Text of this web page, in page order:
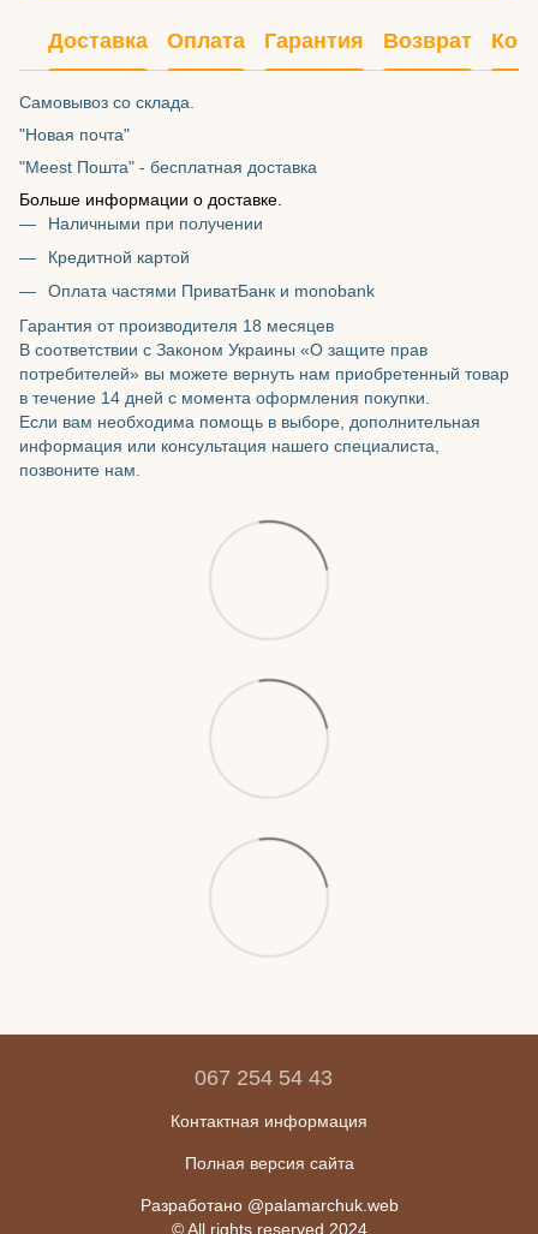
Доставка Оплата Гарантия Возврат
Самовывоз со склада.
"Новая почта"
"Meest Пошта" - бесплатная доставка
Больше информации о доставке.
Наличными при получении
Кредитной картой
Оплата частями ПриватБанк и monobank
Гарантия от производителя 18 месяцев
В соответствии с Законом Украины «О защите прав
потребителей» вы можете вернуть нам приобретенный товар
в течение 14 дней с момента оформления покупки.
Если вам необходима помощь в выборе, дополнительная
информация или консультация нашего специалиста,
позвоните нам.
067 254 54 43
Контактная информация
Полная версия сайта
Разработано @palamarchuk.web
© All rights reserved 2024